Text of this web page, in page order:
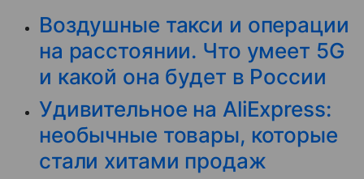
Воздушные такси и операции
на расстоянии. Что умеет 5G
и какой она будет в России
Удивительное на AliExpress:
необычные товары, которые
стали хитами продаж